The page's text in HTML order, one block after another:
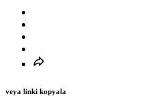
veya linki kopyala